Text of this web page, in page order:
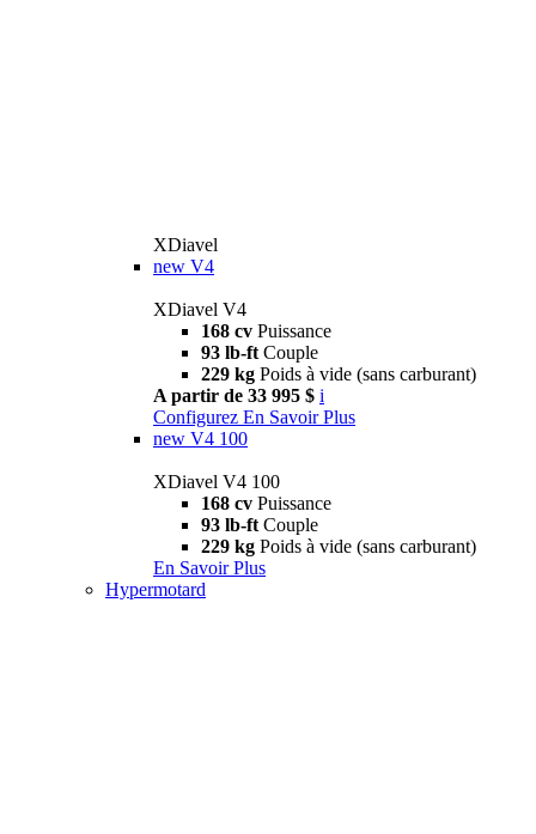
XDiavel
new V4
XDiavel V4
168 cv Puissance
93 lb-ft Couple
229 kg Poids à vide (sans carburant)
A partir de 33 995 $ i
Configurez En Savoir Plus
new V4 100
XDiavel V4 100
168 cv Puissance
93 lb-ft Couple
229 kg Poids à vide (sans carburant)
En Savoir Plus
Hypermotard